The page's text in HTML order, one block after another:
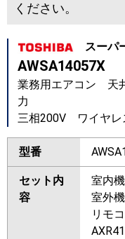
ください。
スーパ
AWSA14057X
業務用エアコン 天
力
三相200V ワイヤ
型番
セット内
容
室内
室外
リモ